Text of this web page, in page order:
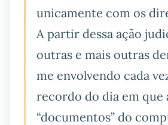
unicamente com os
A partir dessa ação
outras e mais outras
me envolvendo cada
recordo do dia em que
“documentos” do